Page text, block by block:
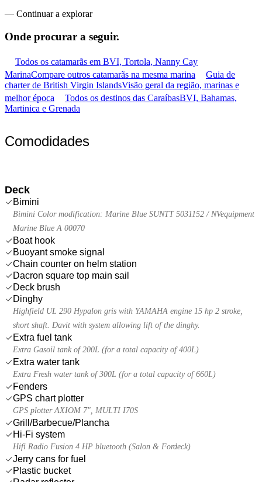
— Continuar a explorar
Onde procurar a seguir.
Todos os catamarãs em BVI, Tortola, Nanny Cay
MarinaCompare outros catamarãs na mesma marina
Guia de
charter de British Virgin IslandsVisão geral da região, marinas e
melhor época
Todos os destinos das CaraíbasBVI, Bahamas,
Martinica e Grenada
Comodidades
Deck
Bimini
Bimini Color modification: Marine Blue SUNTT 5031152 / NVequipment
Marine Blue A 00070
Boat hook
Buoyant smoke signal
Chain counter on helm station
Dacron square top main sail
Deck brush
Dinghy
Highfield UL 290 Hypalon gris with YAMAHA engine 15 hp 2 stroke,
short shaft. Davit with system allowing lift of the dinghy.
Extra fuel tank
Extra Gasoil tank of 200L (for a total capacity of 400L)
Extra water tank
Extra Fresh water tank of 300L (for a total capacity of 660L)
Fenders
GPS chart plotter
GPS plotter AXIOM 7", MULTI I70S
Grill/Barbecue/Plancha
Hi-Fi system
Hifi Radio Fusion 4 HP bluetooth (Salon & Fordeck)
Jerry cans for fuel
Plastic bucket